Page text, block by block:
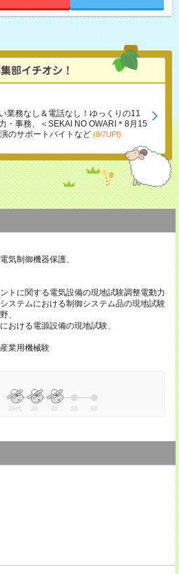
業務なし＆電話なし！ゆっくりの11
・事務、＜SEKAI NO OWARI＊8月15
のサポートバイトなど (8/7UP!)
気制御機器保護、
トに関する電気設備の現地試験調整電動力
ステムにおける制御システム品の現地試験
、
おける電源設備の現地試験、
業用機械験
20代 30 40 50 60